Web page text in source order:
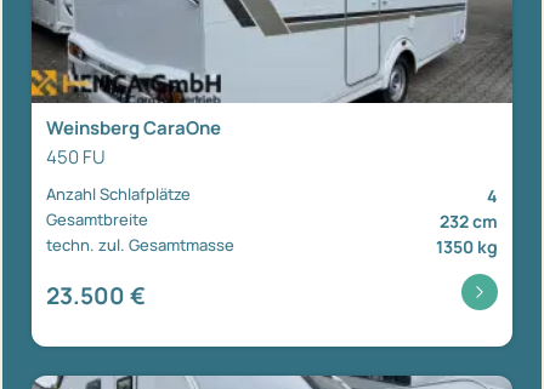
Weinsberg CaraOne
450 FU
Anzahl Schlafplätze 4
Gesamtbreite 232 cm
techn. zul. Gesamtmasse 1350 kg
23.500 €